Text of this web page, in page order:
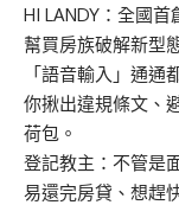
HI LANDY：全國
幫買房族破解新型
「語音輸入」通
你揪出違規條文、
荷包。
登記教主：不管是
易還完房貸、想趕